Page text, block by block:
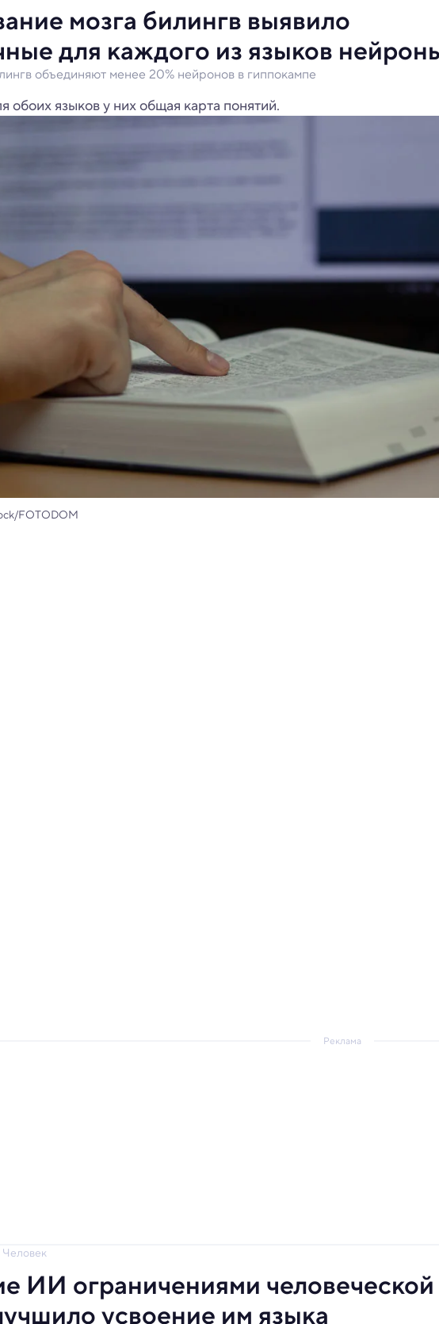
мозга билингв выявило
для каждого из языков
объединяют менее 20% нейронов в гиппокампе
обоих языков у них общая карта понятий.
FOTODOM
Реклама
ИИ ограничениями человеческой
усвоение им языка